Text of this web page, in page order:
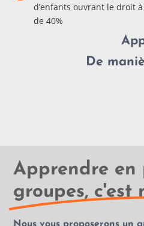
d’enfants ouvrant le droit
de 40%
De
Apprendre en
groupes, c'est